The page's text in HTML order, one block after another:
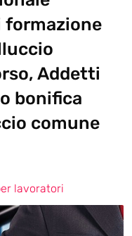
formazione
Addetti
bonifica
comune
lavoratori